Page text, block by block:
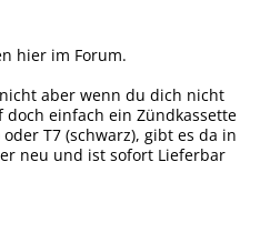
hier im Forum.
aber wenn du dich nicht
einfach ein Zündkassette
T7 (schwarz), gibt es da in
neu und ist sofort Lieferbar